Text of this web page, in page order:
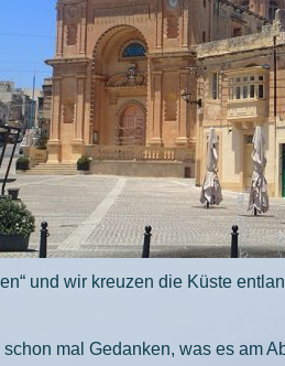
und wir kreuzen die Küste
mal Gedanken, was es am